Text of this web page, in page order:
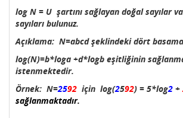
log N = U şartını sağlayan doğal sayılar
sayıları bulunuz.
Açıklama: N=abcd şeklindeki dört
log(N)=b*loga +d*logb eşitliğinin
istenmektedir.
Örnek: N=2592 için log(2592) = 5*log2 +
sağlanmaktadır.